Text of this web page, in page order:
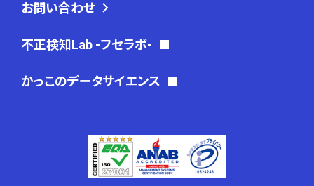
お問い合わせ
不正検知Lab -フセラボ-
かっこのデータサイエンス